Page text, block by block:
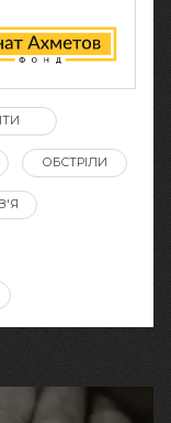
ОБСТРІЛИ